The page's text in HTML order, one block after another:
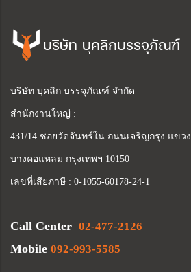
บริษัท บุคลิกบรรจุภัณฑ์
บริษัท บุคลิก บรรจุภัณฑ์ จำกัด
สำนักงานใหญ่ :
431/14 ซอยวัดจันทร์ใน ถนนเจริญกรุง แขว
บางคอแหลม กรุงเทพฯ 10150
เลขที่เสียภาษี : 0-1055-60178-24-1
Call Center 02-477-2126
Mobile 092-993-5585